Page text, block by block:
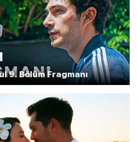
9. Bölüm Fragmanı